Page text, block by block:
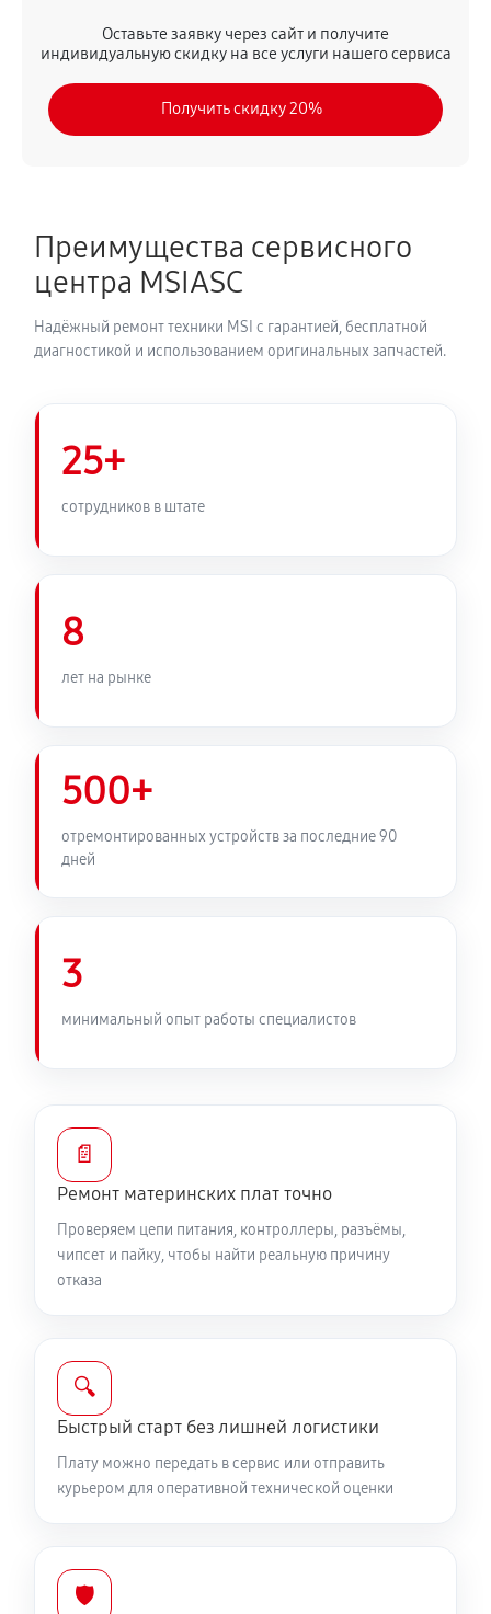
Оставьте заявку через сайт и получите
индивидуальную скидку на все услуги нашего сервиса
Получить скидку 20%
Преимущества сервисного
центра MSIASC
Надёжный ремонт техники MSI с гарантией, бесплатной
диагностикой и использованием оригинальных запчастей.
25+
сотрудников в штате
8
лет на рынке
500+
отремонтированных устройств за последние 90
дней
3
минимальный опыт работы специалистов
📄
Ремонт материнских плат точно
Проверяем цепи питания, контроллеры, разъёмы,
чипсет и пайку, чтобы найти реальную причину
отказа
🔍
Быстрый старт без лишней логистики
Плату можно передать в сервис или отправить
курьером для оперативной технической оценки
🛡️